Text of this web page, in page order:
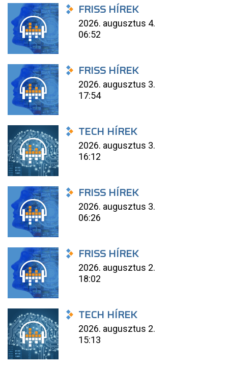
FRISS HÍREK
2026. augusztus 4.
06:52
FRISS HÍREK
2026. augusztus 3.
17:54
TECH HÍREK
2026. augusztus 3.
16:12
FRISS HÍREK
2026. augusztus 3.
06:26
FRISS HÍREK
2026. augusztus 2.
18:02
TECH HÍREK
2026. augusztus 2.
15:13